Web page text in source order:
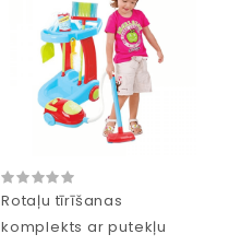
Rotaļu tīrīšanas
komplekts ar putekļu